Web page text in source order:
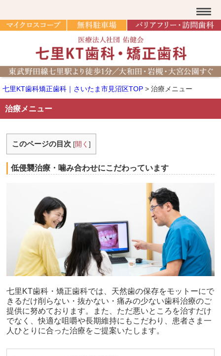
七里KT歯科矯正歯科｜さいたま市見沼区TOP > 治療メニュー
治療メニュー
このページの目次 [開く]
低侵襲治療・噛み合わせにこだわっています
七里KT歯科・矯正歯科では、天然歯の保存をモットーにで
きるだけ削らない・抜かない・痛みの少ない歯科治療のご
提供に努めております。また、ただ悪いところを治すだけ
でなく、快適な咀嚼や長期維持にもこだわり、患者さま一
人ひとりに合った治療をご提案いたします。